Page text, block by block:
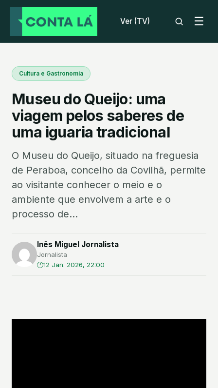
Ver (TV) ☰
Cultura e Gastronomia
Museu do Queijo: uma
viagem pelos saberes de
uma iguaria tradicional
O Museu do Queijo, situado na freguesia
de Peraboa, concelho da Covilhã, permite
ao visitante conhecer o meio e o
ambiente que envolvem a arte e o
processo de...
Inês Miguel Jornalista
Jornalista
12 Jan. 2026, 22:00